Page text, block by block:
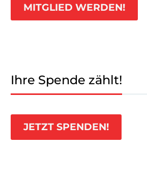
MITGLIED WERDEN!
Ihre Spende zählt!
JETZT SPENDEN!